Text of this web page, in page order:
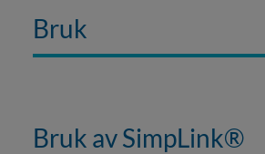
Bruk
Bruk av SimpLink®